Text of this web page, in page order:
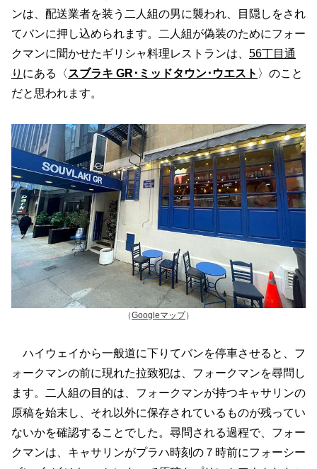
ンは、配送業者を装う二人組の男に襲われ、目隠しをされ
てバンに押し込められます。二人組が偽装のためにフォー
クマンに聞かせたギリシャ料理レストランは、 56丁目通
り にある〈 スブラキ GR･ミッドタウン･ウエスト 〉のこと
だと思われます。
（Googleマップ）
ハイウェイから一般道に下りてバンを停車させると、フ
ォークマンの前に現れた拉致犯は、フォークマンを尋問し
ます。二人組の目的は、フォークマンが持つキャサリンの
原稿を始末し、それ以外に保存されているものが残ってい
ないかを確認することでした。尋問される過程で、フォー
クマンは、キャサリンがプラハ時刻の７時前にフォーシー